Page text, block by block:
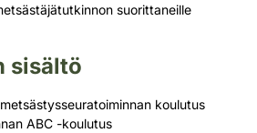
suorittaneille
sisältö
koulutus
ABC -koulutus